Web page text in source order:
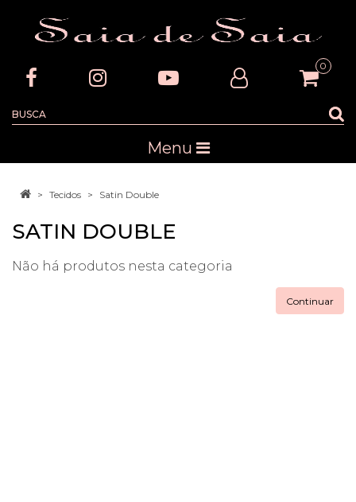
0
Menu
Tecidos Satin Double
SATIN DOUBLE
Não há produtos nesta categoria
Continuar